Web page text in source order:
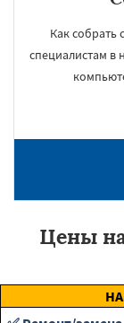
Как
специалистам в
Цены